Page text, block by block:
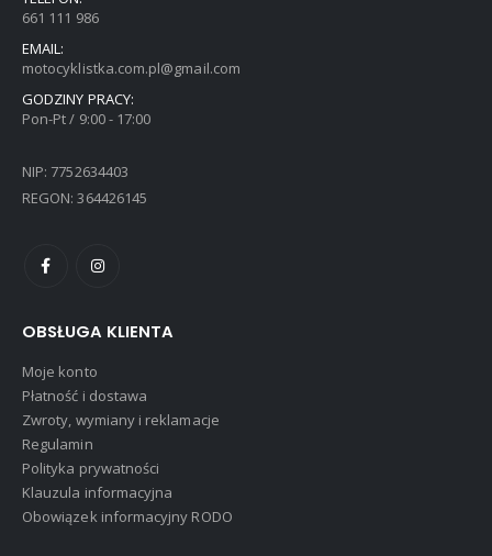
661 111 986
EMAIL:
motocyklistka.com.pl@gmail.com
GODZINY PRACY:
Pon-Pt / 9:00 - 17:00
NIP: 7752634403
REGON: 364426145
OBSŁUGA KLIENTA
Moje konto
Płatność i dostawa
Zwroty, wymiany i reklamacje
Regulamin
Polityka prywatności
Klauzula informacyjna
Obowiązek informacyjny RODO